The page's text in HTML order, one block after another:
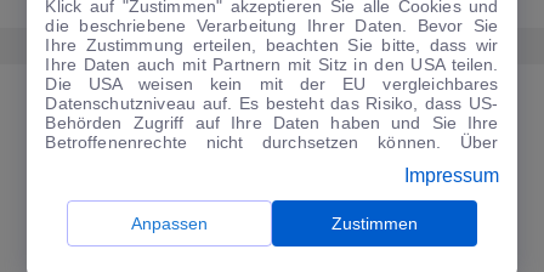
MEHR ERFAHREN AUS DEM BEREICH NEWS
Klick auf "Zustimmen" akzeptieren Sie alle Cookies und
die beschriebene Verarbeitung Ihrer Daten. Bevor Sie
Ihre Zustimmung erteilen, beachten Sie bitte, dass wir
Ihre Daten auch mit Partnern mit Sitz in den USA teilen.
Die USA weisen kein mit der EU vergleichbares
Datenschutzniveau auf. Es besteht das Risiko, dass US-
Behörden Zugriff auf Ihre Daten haben und Sie Ihre
Betroffenenrechte nicht durchsetzen können. Über
anpassen. Dies ist auch später jederzeit im Bereich
Cookie-Richtliniemöglich. Weitere Informationen finden
Sie in unsererDatenschutzerklärung .
Impressum
Anpassen Zustimmen